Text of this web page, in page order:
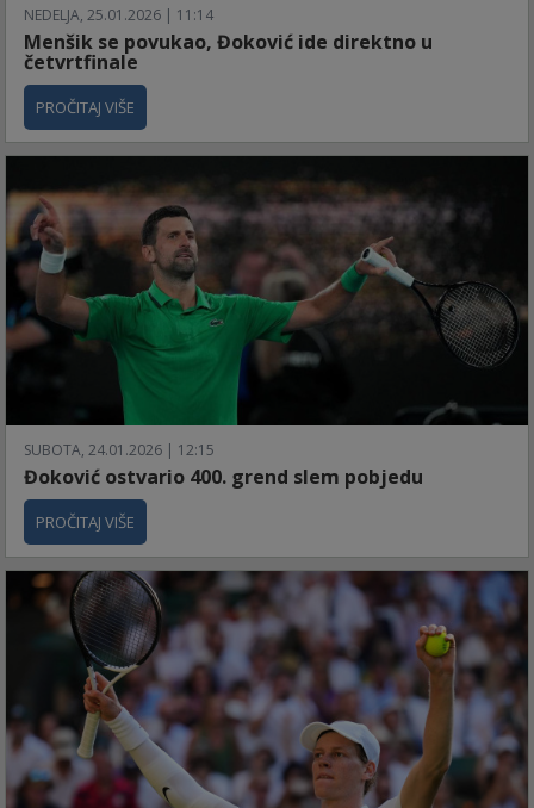
NEDELJA, 25.01.2026 | 11:14
Menšik se povukao, Đoković ide direktno u
četvrtfinale
PROČITAJ VIŠE
SUBOTA, 24.01.2026 | 12:15
Đoković ostvario 400. grend slem pobjedu
PROČITAJ VIŠE